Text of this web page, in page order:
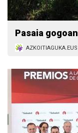
Pasaia gogoan
AZKOITIAGUKA.EUS